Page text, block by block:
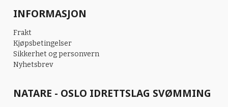
INFORMASJON
Frakt
Kjøpsbetingelser
Sikkerhet og personvern
Nyhetsbrev
NATARE - OSLO IDRETTSLAG SVØMMING